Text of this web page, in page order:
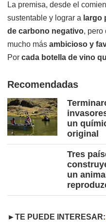
La premisa, desde el
sustentable y lograr a largo
de carbono negativo, pero
mucho más ambicioso y
Por cada botella de vino
Recomendadas
un
original
Tres
un
►TE PUEDE INTERESAR: